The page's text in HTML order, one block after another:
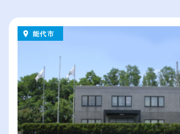
休日数が多い順
能代市